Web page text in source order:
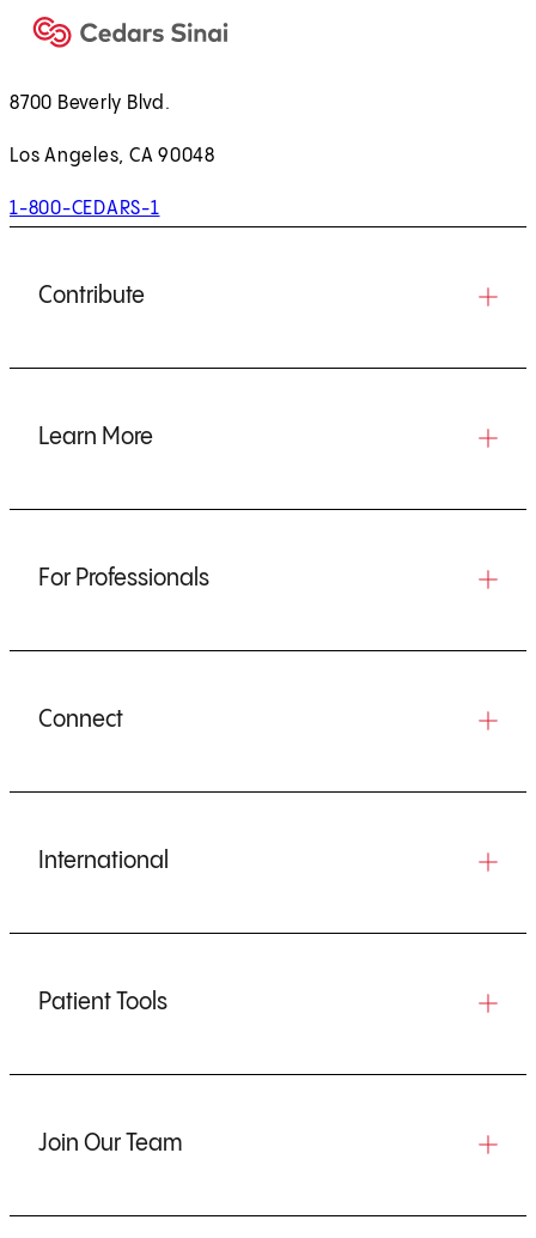
8700 Beverly Blvd.
Los Angeles, CA 90048
1-800-CEDARS-1
Contribute
Learn More
For Professionals
Connect
International
Patient Tools
Join Our Team